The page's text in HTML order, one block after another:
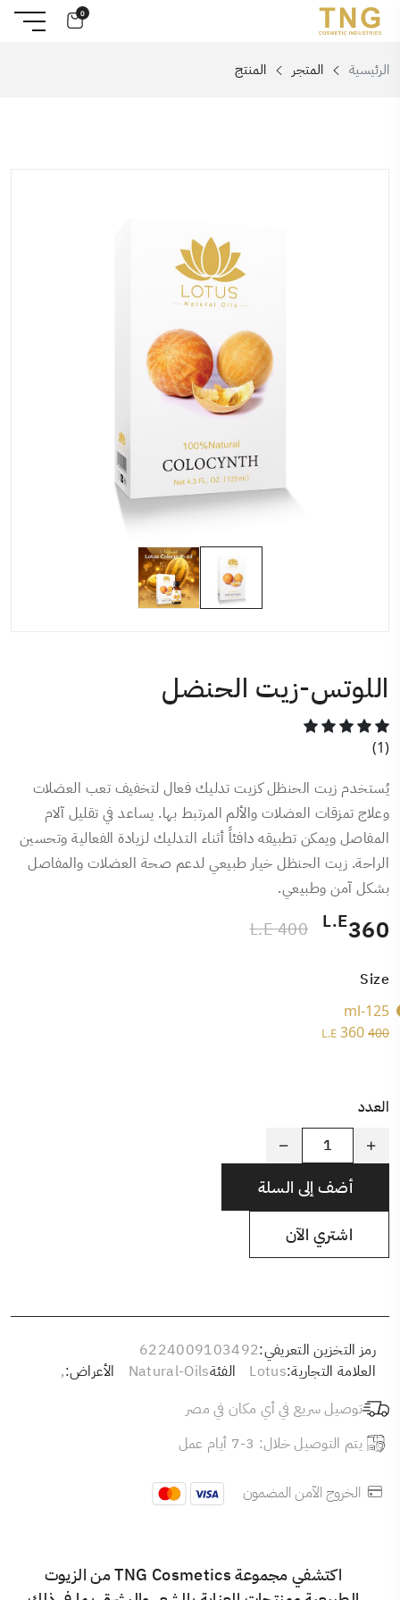
0
الرئيسية المتجر المنتج
اللوتس-زيت الحنضل
(1)
يُستخدم زيت الحنظل كزيت تدليك فعال لتخفيف تعب العضلات
وعلاج تمزقات العضلات والألم المرتبط بها. يساعد في تقليل آلام
المفاصل ويمكن تطبيقه دافئاً أثناء التدليك لزيادة الفعالية وتحسين
الراحة. زيت الحنظل خيار طبيعي لدعم صحة العضلات والمفاصل
بشكل آمن وطبيعي.
360
L.E
400 L.E
Size
125-ml
L.E 360 400
العدد
أضف إلى السلة
اشتري الآن
رمز التخزين التعريفي:6224009103492
العلامة التجارية:Lotus الفئةNatural-Oils الأعراض:,
توصيل سريع في أي مكان في مصر
يتم التوصيل خلال: 3-7 أيام عمل
الخروج الآمن المضمون
اكتشفي مجموعة TNG Cosmetics من الزيوت